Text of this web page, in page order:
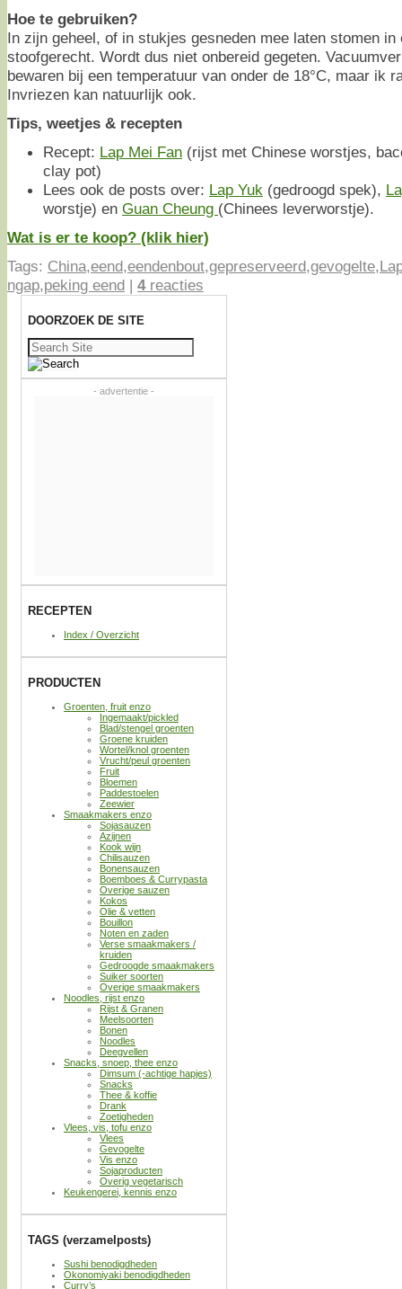
Hoe te gebruiken?
In zijn geheel, of in stukjes gesneden mee laten stomen
stoofgerecht. Wordt dus niet onbereid gegeten.
bewaren bij een temperatuur van onder de 18°C, maar ik
Invriezen kan natuurlijk ook.
Tips, weetjes & recepten
Recept: Lap Mei Fan (rijst met Chinese worstjes,
clay pot)
Lees ook de posts over: Lap Yuk (gedroogd spek),
worstje) en Guan Cheung (Chinees leverworstje).
Wat is er te koop? (klik hier)
Tags: China,eend,eendenbout,gepreserveerd,gevogelte,
ngap,peking eend | 4reacties
DOORZOEK DE SITE
Zoeken
naar:
- advertentie -
RECEPTEN
Index / Overzicht
PRODUCTEN
Groenten, fruit enzo
Ingemaakt/pickled
Blad/stengel groenten
Groene kruiden
Wortel/knol groenten
Vrucht/peul groenten
Fruit
Bloemen
Paddestoelen
Zeewier
Smaakmakers enzo
Sojasauzen
Azijnen
Kook wijn
Chilisauzen
Bonensauzen
Boemboes & Currypasta
Overige sauzen
Kokos
Olie & vetten
Bouillon
Noten en zaden
Verse smaakmakers /
kruiden
Gedroogde smaakmakers
Suiker soorten
Overige smaakmakers
Noodles, rijst enzo
Rijst & Granen
Meelsoorten
Bonen
Noodles
Deegvellen
Snacks, snoep, thee enzo
Dimsum (-achtige hapjes)
Snacks
Thee & koffie
Drank
Zoetigheden
Vlees, vis, tofu enzo
Vlees
Gevogelte
Vis enzo
Sojaproducten
Overig vegetarisch
Keukengerei, kennis enzo
TAGS (verzamelposts)
Sushi benodigdheden
Okonomiyaki benodigdheden
Curry’s